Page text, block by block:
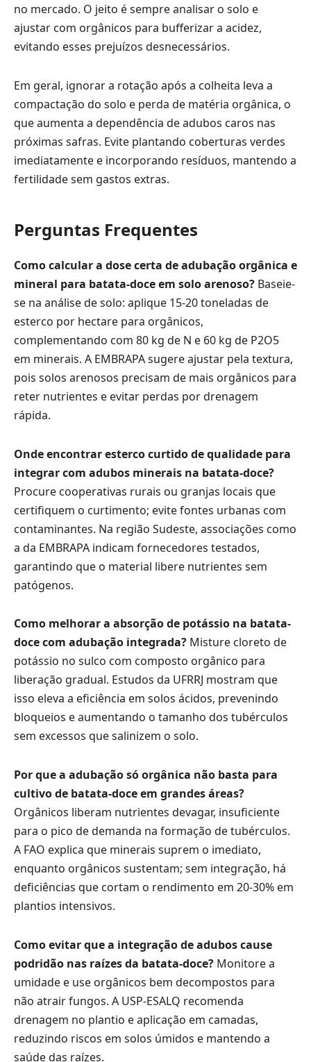
no mercado. O jeito é sempre analisar o solo e
ajustar com orgânicos para bufferizar a acidez,
evitando esses prejuízos desnecessários.
Em geral, ignorar a rotação após a colheita leva a
compactação do solo e perda de matéria orgânica, o
que aumenta a dependência de adubos caros nas
próximas safras. Evite plantando coberturas verdes
imediatamente e incorporando resíduos, mantendo a
fertilidade sem gastos extras.
Perguntas Frequentes
Como calcular a dose certa de adubação orgânica e
mineral para batata-doce em solo arenoso? Baseie-
se na análise de solo: aplique 15-20 toneladas de
esterco por hectare para orgânicos,
complementando com 80 kg de N e 60 kg de P2O5
em minerais. A EMBRAPA sugere ajustar pela textura,
pois solos arenosos precisam de mais orgânicos para
reter nutrientes e evitar perdas por drenagem
rápida.
Onde encontrar esterco curtido de qualidade para
integrar com adubos minerais na batata-doce?
Procure cooperativas rurais ou granjas locais que
certifiquem o curtimento; evite fontes urbanas com
contaminantes. Na região Sudeste, associações como
a da EMBRAPA indicam fornecedores testados,
garantindo que o material libere nutrientes sem
patógenos.
Como melhorar a absorção de potássio na batata-
doce com adubação integrada? Misture cloreto de
potássio no sulco com composto orgânico para
liberação gradual. Estudos da UFRRJ mostram que
isso eleva a eficiência em solos ácidos, prevenindo
bloqueios e aumentando o tamanho dos tubérculos
sem excessos que salinizem o solo.
Por que a adubação só orgânica não basta para
cultivo de batata-doce em grandes áreas?
Orgânicos liberam nutrientes devagar, insuficiente
para o pico de demanda na formação de tubérculos.
A FAO explica que minerais suprem o imediato,
enquanto orgânicos sustentam; sem integração, há
deficiências que cortam o rendimento em 20-30% em
plantios intensivos.
Como evitar que a integração de adubos cause
podridão nas raízes da batata-doce? Monitore a
umidade e use orgânicos bem decompostos para
não atrair fungos. A USP-ESALQ recomenda
drenagem no plantio e aplicação em camadas,
reduzindo riscos em solos úmidos e mantendo a
saúde das raízes.